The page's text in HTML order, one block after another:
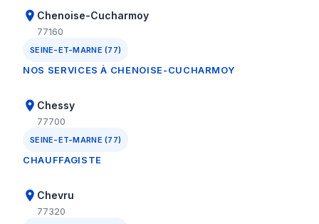
Chenoise-Cucharmoy
77160
SEINE-ET-MARNE (77)
NOS SERVICES À CHENOISE-CUCHARMOY
Chessy
77700
SEINE-ET-MARNE (77)
CHAUFFAGISTE
Chevru
77320